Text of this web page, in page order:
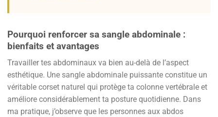
Pourquoi renforcer sa sangle abdominale :
bienfaits et avantages
Travailler tes abdominaux va bien au-delà de l’aspect
esthétique. Une sangle abdominale puissante constitue un
véritable corset naturel qui protège ta colonne vertébrale et
améliore considérablement ta posture quotidienne. Dans
ma pratique, j’observe que les personnes aux abdos